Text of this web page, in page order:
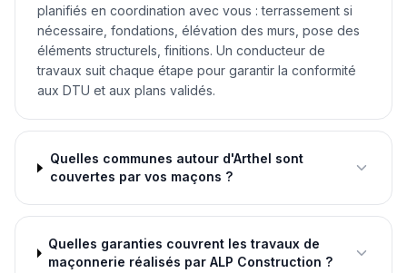
planifiés en coordination avec vous : terrassement si
nécessaire, fondations, élévation des murs, pose des
éléments structurels, finitions. Un conducteur de
travaux suit chaque étape pour garantir la conformité
aux DTU et aux plans validés.
Quelles communes autour d'Arthel sont
couvertes par vos maçons ?
Quelles garanties couvrent les travaux de
maçonnerie réalisés par ALP Construction ?